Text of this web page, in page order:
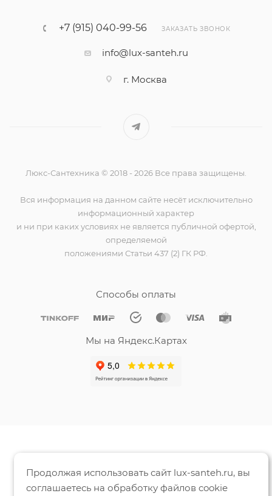
+7 (915) 040-99-56 ЗАКАЗАТЬ ЗВОНОК
info@lux-santeh.ru
г. Москва
Люкс-Сантехника © 2018 - 2026 Все права защищены.
Вся информация на данном сайте несёт исключительно
информационный характер
и ни при каких условиях не является публичной офертой,
определяемой
положениями Статьи 437 (2) ГК РФ.
Способы оплаты
Мы на Яндекс.Картах
Продолжая использовать сайт lux-santeh.ru, вы
соглашаетесь на обработку файлов cookie